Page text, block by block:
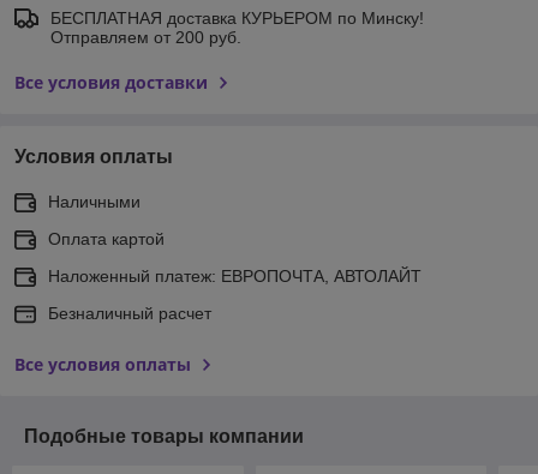
БЕСПЛАТНАЯ доставка КУРЬЕРОМ по Минску!
Отправляем от 200 руб.
Все условия доставки
Условия оплаты
Наличными
Оплата картой
Наложенный платеж: ЕВРОПОЧТА, АВТОЛАЙТ
Безналичный расчет
Все условия оплаты
Подобные товары компании